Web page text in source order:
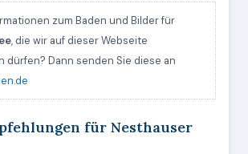
zum Baden und Bilder für
, die wir auf dieser Webseite
dürfen? Dann senden Sie diese an
für Nesthauser